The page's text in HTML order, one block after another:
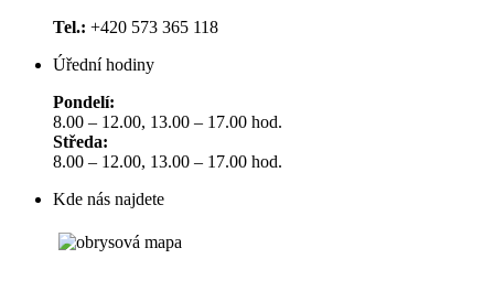
Tel.: +420 573 365 118
Úřední hodiny
Pondelí:
8.00 – 12.00, 13.00 – 17.00 hod.
Středa:
8.00 – 12.00, 13.00 – 17.00 hod.
Kde nás najdete